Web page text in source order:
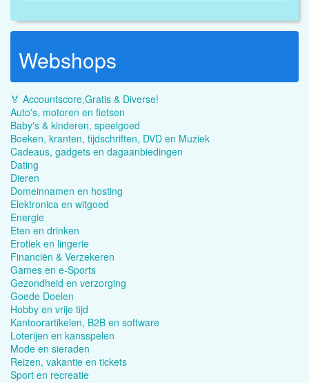
Webshops
🏅 Accountscore,Gratis & Diverse!
Auto's, motoren en fietsen
Baby's & kinderen, speelgoed
Boeken, kranten, tijdschriften, DVD en Muziek
Cadeaus, gadgets en dagaanbiedingen
Dating
Dieren
Domeinnamen en hosting
Elektronica en witgoed
Energie
Eten en drinken
Erotiek en lingerie
Financiën & Verzekeren
Games en e-Sports
Gezondheid en verzorging
Goede Doelen
Hobby en vrije tijd
Kantoorartikelen, B2B en software
Loterijen en kansspelen
Mode en sieraden
Reizen, vakantie en tickets
Sport en recreatie